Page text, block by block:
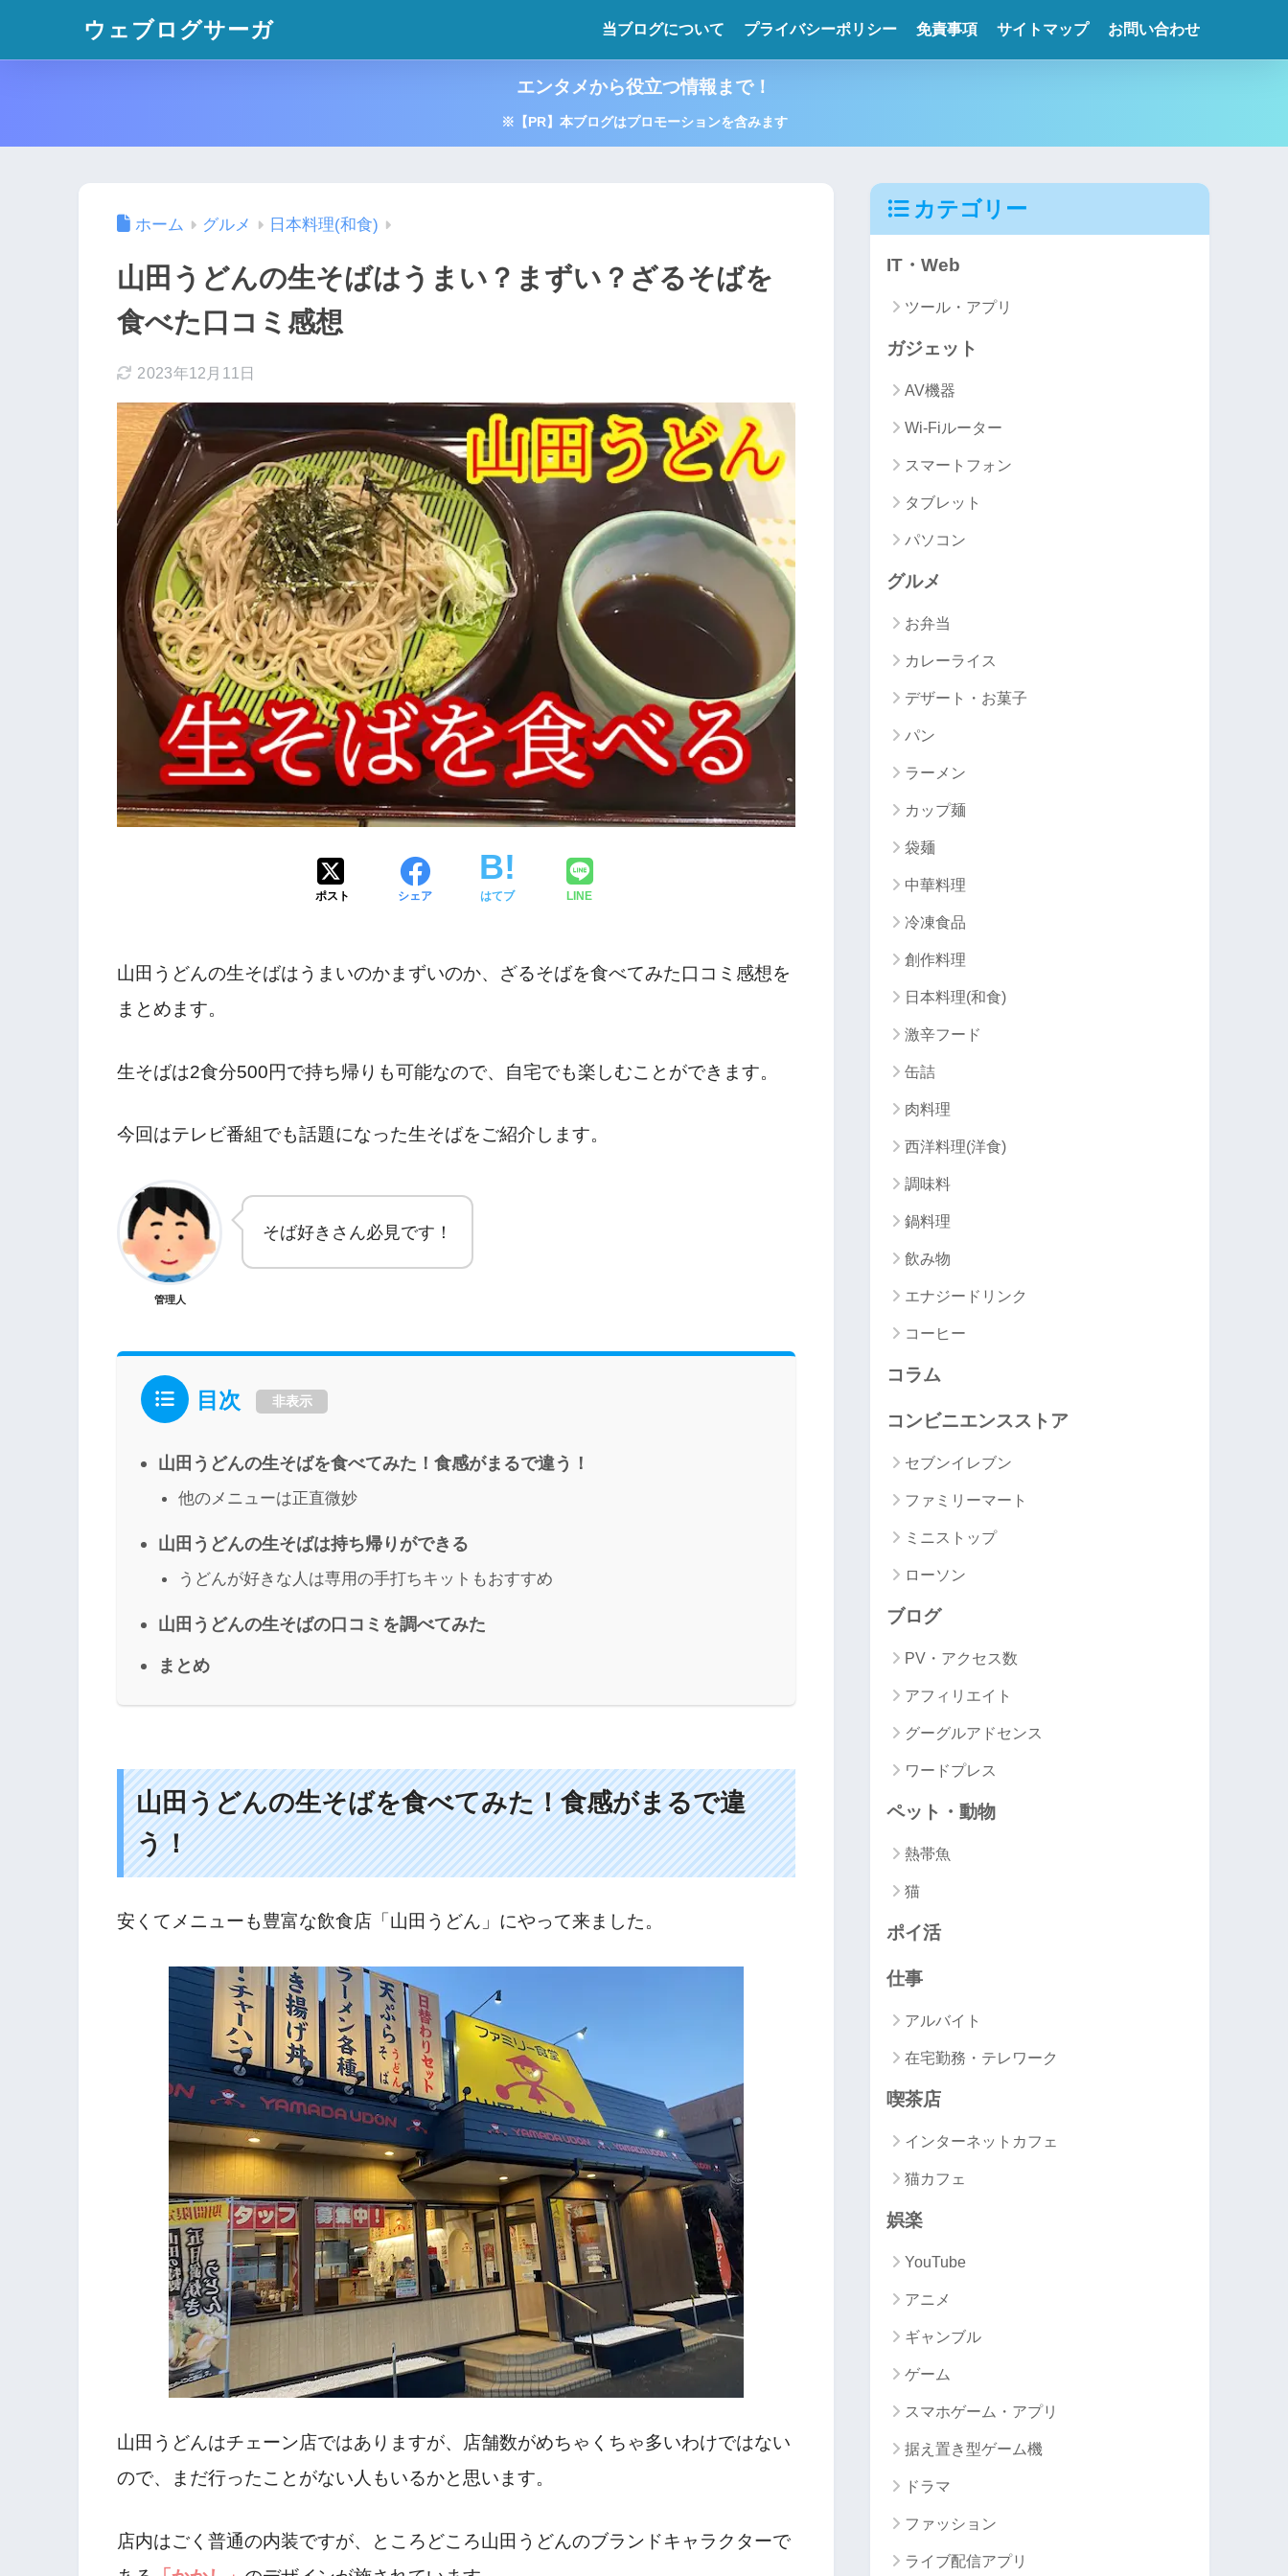
ウェブログサーガ 当ブログについて プライバシーポリシー 免責事項 サイトマップ お問い合わせ
エンタメから役立つ情報まで！
※【PR】本ブログはプロモーションを含みます
ホーム グルメ 日本料理(和食)
山田うどんの生そばはうまい？まずい？ざるそばを
食べた口コミ感想
2023年12月11日
ポスト シェア はてブ LINE
山田うどんの生そばはうまいのかまずいのか、ざるそばを食べてみた口コミ感想を
まとめます。
生そばは2食分500円で持ち帰りも可能なので、自宅でも楽しむことができます。
今回はテレビ番組でも話題になった生そばをご紹介します。
管理人
そば好きさん必見です！
目次 非表示
山田うどんの生そばを食べてみた！食感がまるで違う！
他のメニューは正直微妙
山田うどんの生そばは持ち帰りができる
うどんが好きな人は専用の手打ちキットもおすすめ
山田うどんの生そばの口コミを調べてみた
まとめ
山田うどんの生そばを食べてみた！食感がまるで違
う！
安くてメニューも豊富な飲食店「山田うどん」にやって来ました。
山田うどんはチェーン店ではありますが、店舗数がめちゃくちゃ多いわけではない
ので、まだ行ったことがない人もいるかと思います。
店内はごく普通の内装ですが、ところどころ山田うどんのブランドキャラクターで
カテゴリー
IT・Web
ツール・アプリ
ガジェット
AV機器
Wi-Fiルーター
スマートフォン
タブレット
パソコン
グルメ
お弁当
カレーライス
デザート・お菓子
パン
ラーメン
カップ麺
袋麺
中華料理
冷凍食品
創作料理
日本料理(和食)
激辛フード
缶詰
肉料理
西洋料理(洋食)
調味料
鍋料理
飲み物
エナジードリンク
コーヒー
コラム
コンビニエンスストア
セブンイレブン
ファミリーマート
ミニストップ
ローソン
ブログ
PV・アクセス数
アフィリエイト
グーグルアドセンス
ワードプレス
ペット・動物
熱帯魚
猫
ポイ活
仕事
アルバイト
在宅勤務・テレワーク
喫茶店
インターネットカフェ
猫カフェ
娯楽
YouTube
アニメ
ギャンブル
ゲーム
スマホゲーム・アプリ
据え置き型ゲーム機
ドラマ
ファッション
ライブ配信アプリ